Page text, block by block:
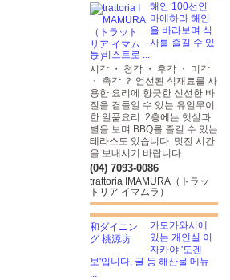
해안 100선인
마에하라 해안
을 바라보며 식
사를 즐길 수 있
는 비스트로 ...
시각 ・ 청각 ・ 후각 ・ 미각
・ 촉각 ？ 엄선된 식재료를 사
용한 요리에 향긋한 신선한 바
질을 곁들일 수 있는 유일무이
한 일품요리. 2층에는 햇살과
별을 보며 BBQ를 즐길 수 있는
테라스도 있습니다. 멋진 시간
을 보내시기 바랍니다.
(04) 7093-0086
trattoria IMAMURA（トラッ
トリア イマムラ）
가모가와시에
있는 개인실 이
자카야 '도겐
보'입니다. 굴 등 해산물 메뉴
...